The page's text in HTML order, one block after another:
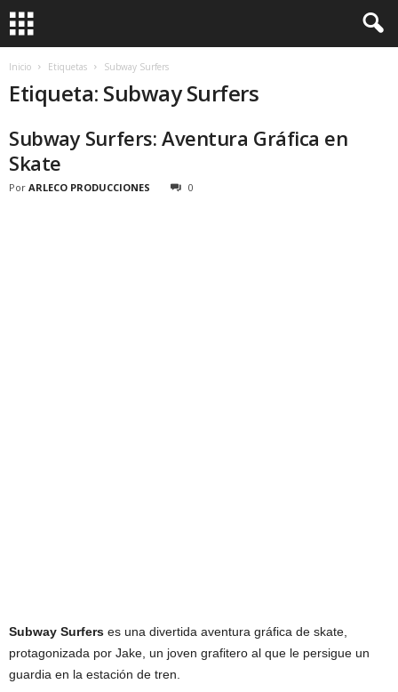
Inicio Etiquetas Subway Surfers
Etiqueta: Subway Surfers
Subway Surfers: Aventura Gráfica en
Skate
Por ARLECO PRODUCCIONES 0
Subway Surfers es una divertida aventura gráfica de skate,
protagonizada por Jake, un joven grafitero al que le persigue un
guardia en la estación de tren.